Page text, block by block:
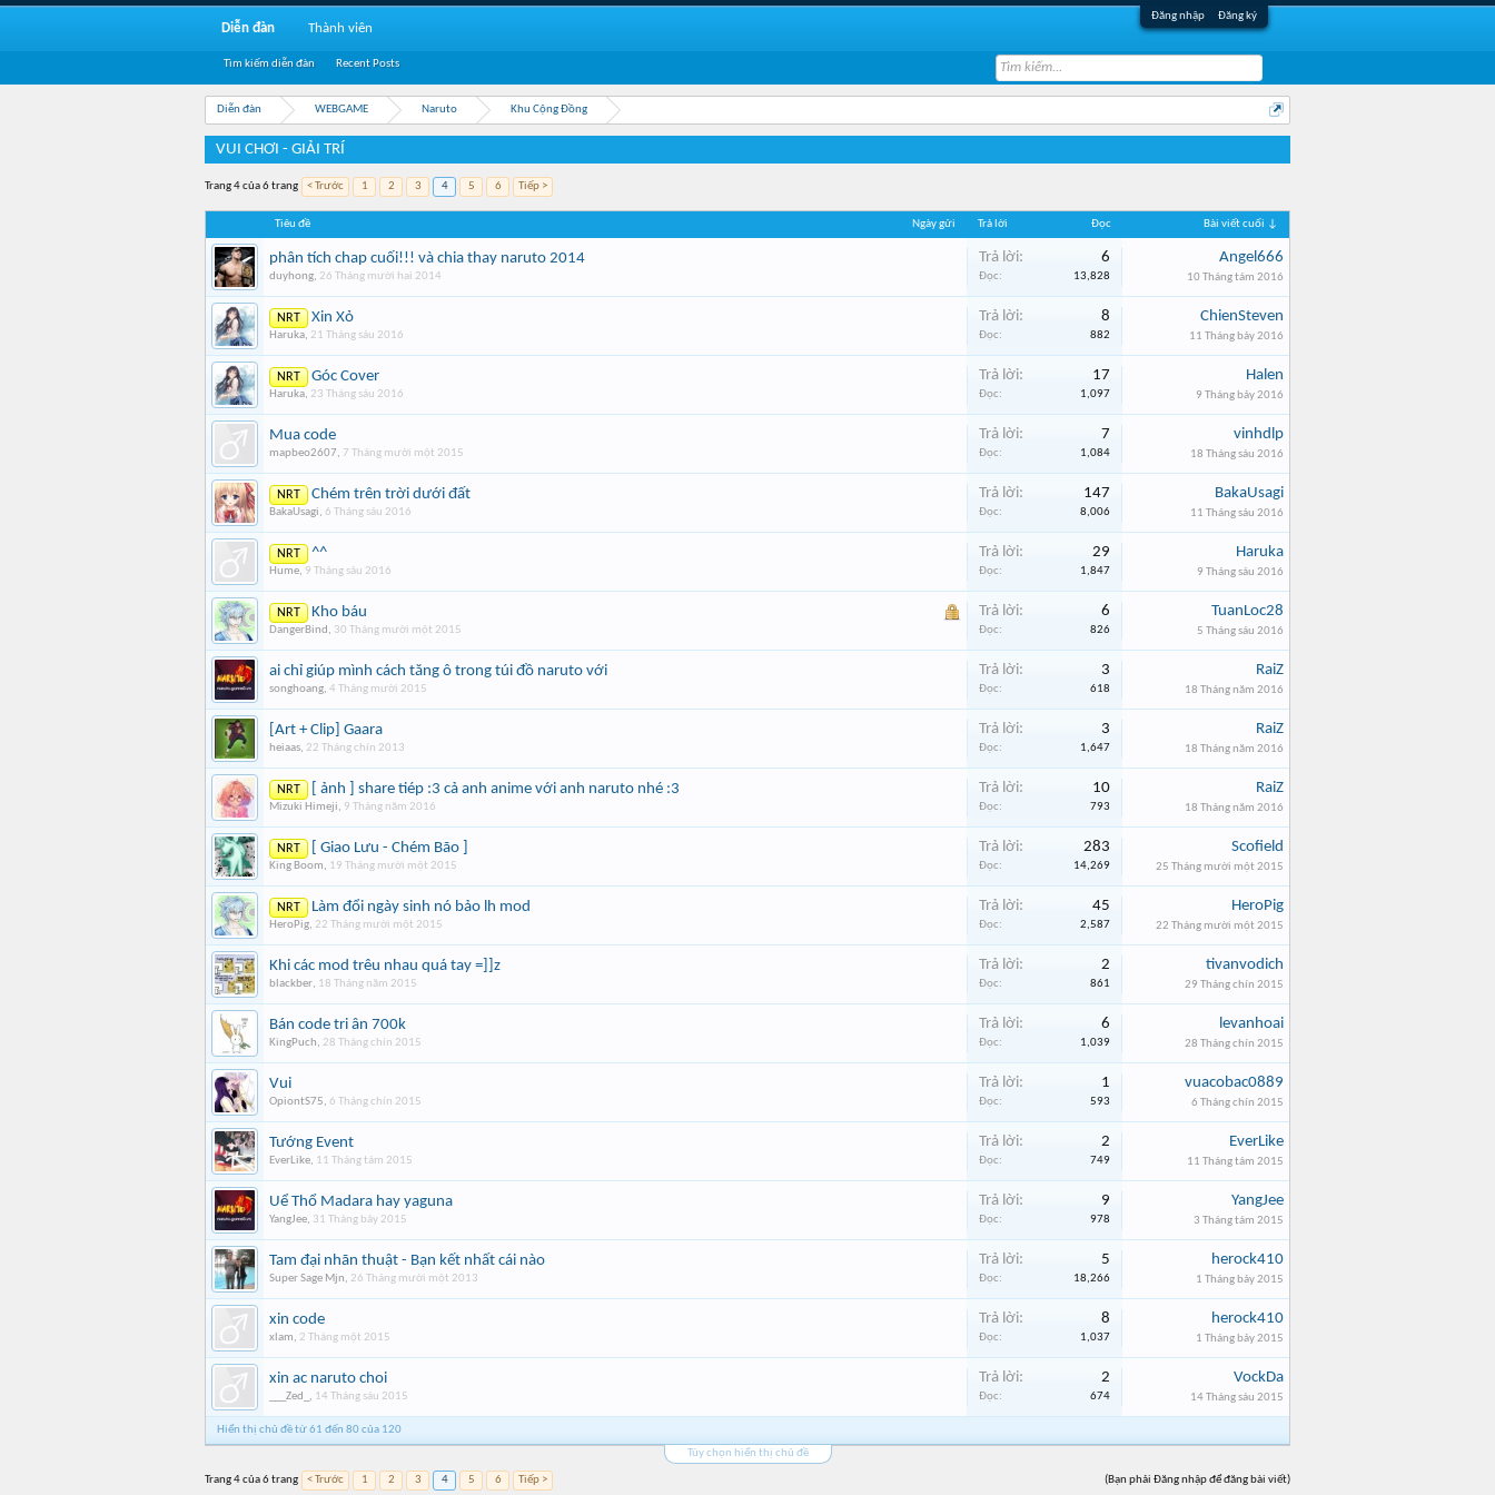
Đăng nhập Đăng ký
Diễn đàn WEBGAME Naruto Khu Cộng Đồng
VUI CHƠI - GIẢI TRÍ
Trang 4 của 6 trang < Trước 1 2 3 4 5 6 Tiếp >
Tiêu đề Ngày gửi Trả lời Đọc Bài viết cuối ↓
phân tích chap cuối!!! và chia thay naruto 2014
duyhong, 26 Tháng mười hai 2014
Trả lời: 6
Đọc: 13,828
Angel666
10 Tháng tám 2016
NRT Xin Xỏ
Haruka, 21 Tháng sáu 2016
Trả lời: 8
Đọc: 882
ChienSteven
11 Tháng bảy 2016
NRT Góc Cover
Haruka, 23 Tháng sáu 2016
Trả lời: 17
Đọc: 1,097
Halen
9 Tháng bảy 2016
Mua code
mapbeo2607, 7 Tháng mười một 2015
Trả lời: 7
Đọc: 1,084
vinhdlp
18 Tháng sáu 2016
NRT Chém trên trời dưới đất
BakaUsagi, 6 Tháng sáu 2016
Trả lời: 147
Đọc: 8,006
BakaUsagi
11 Tháng sáu 2016
NRT ^^
Hume, 9 Tháng sáu 2016
Trả lời: 29
Đọc: 1,847
Haruka
9 Tháng sáu 2016
NRT Kho báu
DangerBind , 30 Tháng mười một 2015
Trả lời: 6
Đọc: 826
TuanLoc28
5 Tháng sáu 2016
ai chỉ giúp mình cách tăng ô trong túi đồ naruto với
songhoang, 4 Tháng mười 2015
Trả lời: 3
Đọc: 618
RaiZ
18 Tháng năm 2016
[Art + Clip] Gaara
heiaas, 22 Tháng chín 2013
Trả lời: 3
Đọc: 1,647
RaiZ
18 Tháng năm 2016
NRT [ ảnh ] share tiép :3 cả anh anime với anh naruto nhé :3
Mizuki Himeji, 9 Tháng năm 2016
Trả lời: 10
Đọc: 793
RaiZ
18 Tháng năm 2016
NRT [ Giao Lưu - Chém Bão ]
King Boom, 19 Tháng mười một 2015
Trả lời: 283
Đọc: 14,269
Scofield
25 Tháng mười một 2015
NRT Làm đổi ngày sinh nó bảo lh mod
HeroPig, 22 Tháng mười một 2015
Trả lời: 45
Đọc: 2,587
HeroPig
22 Tháng mười một 2015
Khi các mod trêu nhau quá tay =]]z
blackber, 18 Tháng năm 2015
Trả lời: 2
Đọc: 861
tivanvodich
29 Tháng chín 2015
Bán code tri ân 700k
KingPuch, 28 Tháng chín 2015
Trả lời: 6
Đọc: 1,039
levanhoai
28 Tháng chín 2015
Vui
OpiontS75, 6 Tháng chín 2015
Trả lời: 1
Đọc: 593
vuacobac0889
6 Tháng chín 2015
Tướng Event
EverLike, 11 Tháng tám 2015
Trả lời: 2
Đọc: 749
EverLike
11 Tháng tám 2015
Uể Thổ Madara hay yaguna
YangJee, 31 Tháng bảy 2015
Trả lời: 9
Đọc: 978
YangJee
3 Tháng tám 2015
Tam đại nhãn thuật - Bạn kết nhất cái nào
Super Sage Mjn, 26 Tháng mười một 2013
Trả lời: 5
Đọc: 18,266
herock410
1 Tháng bảy 2015
xin code
xlam, 2 Tháng một 2015
Trả lời: 8
Đọc: 1,037
herock410
1 Tháng bảy 2015
xin ac naruto choi
___Zed_ , 14 Tháng sáu 2015
Trả lời: 2
Đọc: 674
VockDa
14 Tháng sáu 2015
Hiển thị chủ đề từ 61 đến 80 của 120
Tùy chọn hiển thị chủ đề
(Bạn phải Đăng nhập để đăng bài viết)
Trang 4 của 6 trang < Trước 1 2 3 4 5 6 Tiếp >
Diễn đàn
Tìm kiếm diễn đàn Recent Posts
Thành viên